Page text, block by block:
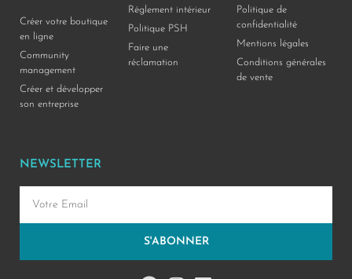
Créer votre boutique
en ligne
Community
management
Créer et développer
son entreprise
Réglement intérieur
Politique PSH
Faire une
réclamation
Politique de
confidentialité
Mentions légales
Conditions générales
de vente
NEWSLETTER
S'ABONNER